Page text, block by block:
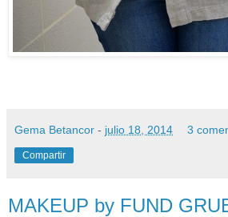
Gema Betancor - julio 18, 2014 3
Compartir
MAKEUP by FUND